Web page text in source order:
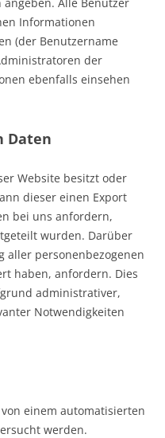
Informationen
(der Benutzername
der
ebenfalls einsehen
Daten
Website besitzt oder
dieser einen Export
bei uns anfordern,
wurden. Darüber
aller personenbezogenen
haben, anfordern. Dies
administrativer,
Notwendigkeiten
einem automatisierten
werden.